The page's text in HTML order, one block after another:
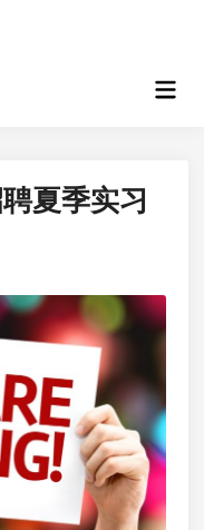
Main
夏季实习